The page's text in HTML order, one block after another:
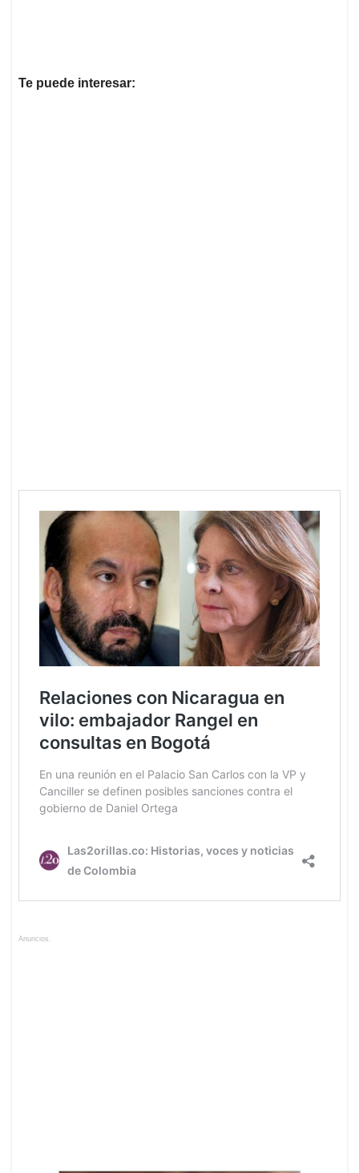
Te puede interesar:
Anuncios.